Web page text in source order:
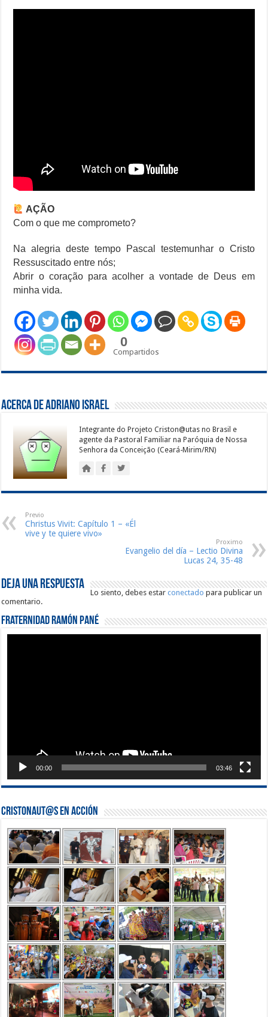
AÇÃO
Com o que me comprometo?
Na alegria deste tempo Pascal testemunhar o Cristo
Ressuscitado entre nós;
Abrir o coração para acolher a vontade de Deus em
minha vida.
0
Compartidos
Acerca de Adriano Israel
Integrante do Projeto Criston@utas no Brasil e
agente da Pastoral Familiar na Paróquia de Nossa
Senhora da Conceição (Ceará-Mirim/RN)
Previo
Christus Vivit: Capítulo 1 – «Él
vive y te quiere vivo»
Proximo
Evangelio del día – Lectio Divina
Lucas 24, 35-48
Deja una respuesta
Lo siento, debes estarconectado para publicar un
comentario.
Fraternidad Ramón Pané
00:00 03:46
Cristonaut@s en Acción